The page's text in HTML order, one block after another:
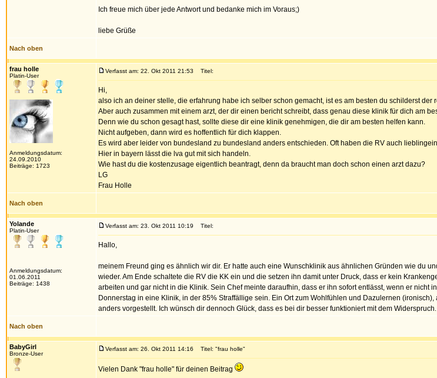
Ich freue mich über jede Antwort und bedanke mich im Voraus;)
liebe Grüße
Nach oben
frau holle
Platin-User
Anmeldungsdatum:
24.09.2010
Beiträge: 1723
Verfasst am: 22. Okt 2011 21:53 Titel:
Hi,
also ich an deiner stelle, die erfahrung habe ich selber schon gemacht, ist es am besten du schilderst
Aber auch zusammen mit einem arzt, der dir einen bericht schreibt, dass genau diese klinik für dich am
Denn wie du schon gesagt hast, sollte diese dir eine klinik genehmigen, die dir am besten helfen kann.
Nicht aufgeben, dann wird es hoffentlich für dich klappen.
Es wird aber leider von bundesland zu bundesland anders entschieden. Oft haben die RV auch
Hier in bayern lässt die lva gut mit sich handeln.
Wie hast du die kostenzusage eigentlich beantragt, denn da braucht man doch schon einen arzt dazu?
LG
Frau Holle
Nach oben
Yolande
Platin-User
Anmeldungsdatum:
01.06.2011
Beiträge: 1438
Verfasst am: 23. Okt 2011 10:19 Titel:
Hallo,
meinem Freund ging es ähnlich wir dir. Er hatte auch eine Wunschklinik aus ähnlichen Gründen wie du
wieder. Am Ende schaltete die RV die KK ein und die setzen ihn damit unter Druck, dass er kein
arbeiten und gar nicht in die Klinik. Sein Chef meinte daraufhin, dass er ihn sofort entlässt, wenn er
Donnerstag in eine Klinik, in der 85% Straffällige sein. Ein Ort zum Wohlfühlen und Dazulernen
anders vorgestellt. Ich wünsch dir dennoch Glück, dass es bei dir besser funktioniert mit dem Widerspruch.
Nach oben
BabyGirl
Bronze-User
Verfasst am: 26. Okt 2011 14:16 Titel: "frau holle"
Vielen Dank "frau holle" für deinen Beitrag